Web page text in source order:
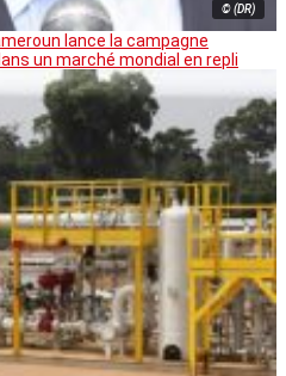
© (DR)
lance la campagne
un marché mondial en repli